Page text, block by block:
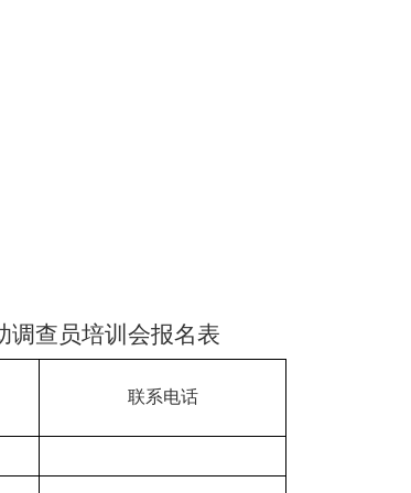
调查员培训会报名表
联系电话